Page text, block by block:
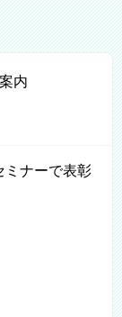
内
ミナーで表彰